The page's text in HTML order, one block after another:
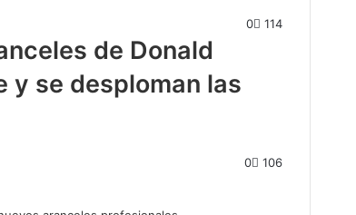
0 114
de Donald
y se desploman las
0 106